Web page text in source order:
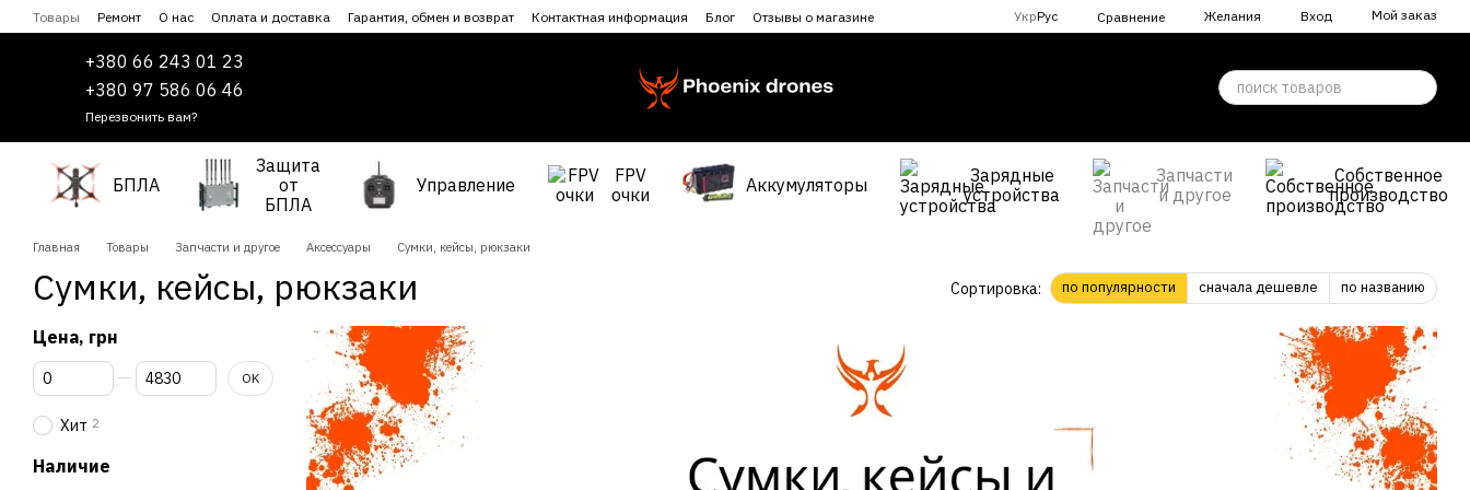
Перейти к основному контенту
Товары Ремонт О нас Оплата и доставка Гарантия, обмен и возврат Контактная информация Блог
Отзывы о магазине
Сотрудничество
Пользовательское соглашение
УкрРус Сравнение Желания Вход Мой заказ
+380 66 243 01 23
+380 97 586 06 46
Перезвонить вам?
БПЛА
Защита
от
БПЛА
Управление
FPV
очки
Аккумуляторы
Зарядные
устройства
Запчасти
и другое
Собственное
производство
Главная Товары Запчасти и другое Аксессуары Сумки, кейсы, рюкзаки
Сумки, кейсы, рюкзаки Сортировка: по популярности сначала дешевле по названию
Цена, грн
От Цена, грн
До Цена, грн OK
Хит 2
Наличие